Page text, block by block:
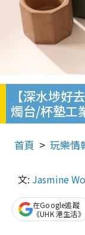
【深水埗好
燭台/杯墊工
首頁 玩樂情
文: Jasmine
在Google追蹤
《UHK 港生活》